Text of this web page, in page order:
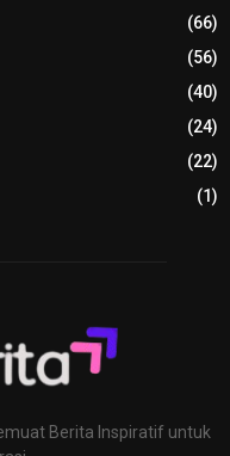
(66)
(56)
(40)
(24)
(22)
(1)
Berita Inspiratif untuk